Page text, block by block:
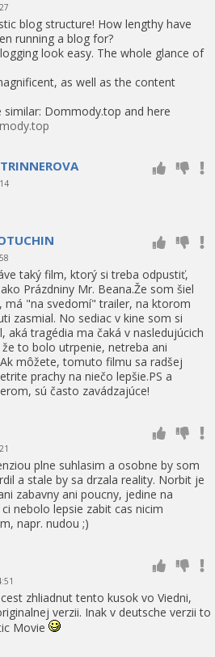
blog structure! How lengthy have
running a blog for?
look easy. The whole glance of
as well as the content
similar: Dommody.top and here
taký film, ktorý si treba odpustiť,
Prázdniny Mr. Beana.Že som šiel
má "na svedomí" trailer, na ktorom
zasmial. No sediac v kine som si
aká tragédia ma čaká v nasledujúcich
to bolo utrpenie, netreba ani
môžete, tomuto filmu sa radšej
prachy na niečo lepšie.PS a
sú často zavádzajúce!
plne suhlasim a osobne by som
a stale by sa drzala reality. Norbit je
zabavny ani poucny, jedine na
nebolo lepsie zabit cas nicim
napr. nudou ;)
zhliadnut tento kusok vo Viedni,
verzii. Inak v deutsche verzii to
Movie